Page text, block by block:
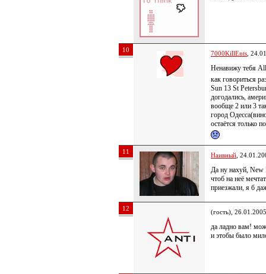
10 7000KillEnts ,
Ненавижу тебя
как говориться
Sun 13 St
догодались,
вообще 2 или 3
город
остаётся только
11 Наивный ,
Да ну нахуй,
чтоб на неё
приезжали, я б
12 (гость),
да ладно вам!
и этобы было